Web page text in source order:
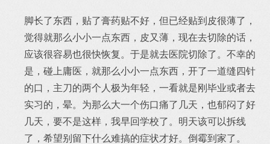
脚长了东西，贴了膏药贴不好，但已经贴到皮很薄了，
觉得就那么小小一点东西，皮又薄，现在去切除的话，
应该很容易也很快恢复。于是就去医院切除了。不幸的
是，碰上庸医，就那么小小一点东西，开了一道缝四针
的口，主刀的两个人极为年轻，一看就是刚毕业或者去
实习的，晕。为那么大一个伤口痛了几天，也郁闷了好
几天，要不是这样，我早回学校了。明天该可以拆线
了，希望别留下什么难搞的症状才好。倒霉到家了。